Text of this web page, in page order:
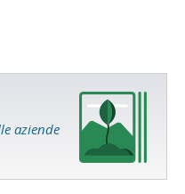
aziende